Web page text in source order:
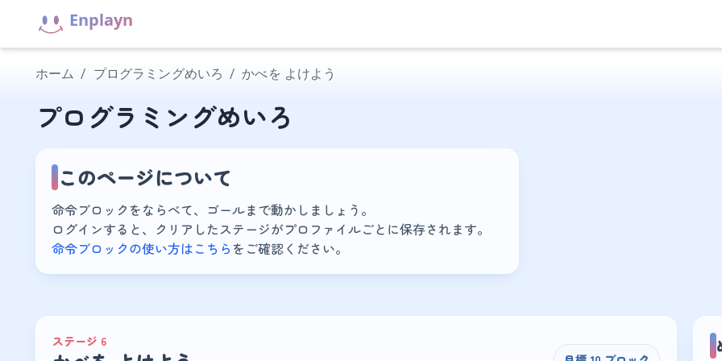
Enplayn
ホーム / プログラミングめいろ / かべを よけよう
プログラミングめいろ
このページについて
命令ブロックをならべて、ゴールまで動かしましょう。
ログインすると、クリアしたステージがプロファイルごとに保存されます。
命令ブロックの使い方はこちら をご確認ください。
ステージ 6